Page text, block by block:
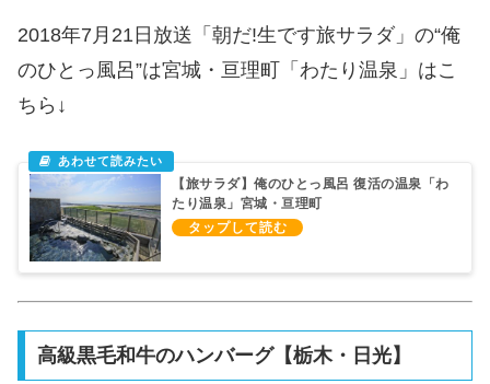
2018年7月21日放送「朝だ!生です旅サラダ」の“俺
のひとっ風呂”は宮城・亘理町「わたり温泉」はこ
ちら↓
【旅サラダ】俺のひとっ風呂 復活の温泉「わ
たり温泉」宮城・亘理町
高級黒毛和牛のハンバーグ【栃木・日光】